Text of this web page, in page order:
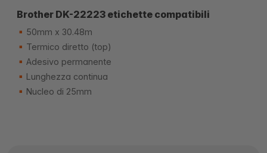
Brother DK-22223 etichette compatibili
50mm x 30.48m
Termico diretto (top)
Adesivo permanente
Lunghezza continua
Nucleo di 25mm